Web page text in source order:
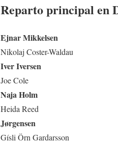
Reparto principal en
Ejnar Mikkelsen
Nikolaj Coster-Waldau
Iver Iversen
Joe Cole
Naja Holm
Heida Reed
Jørgensen
Gísli Örn Gardarsson